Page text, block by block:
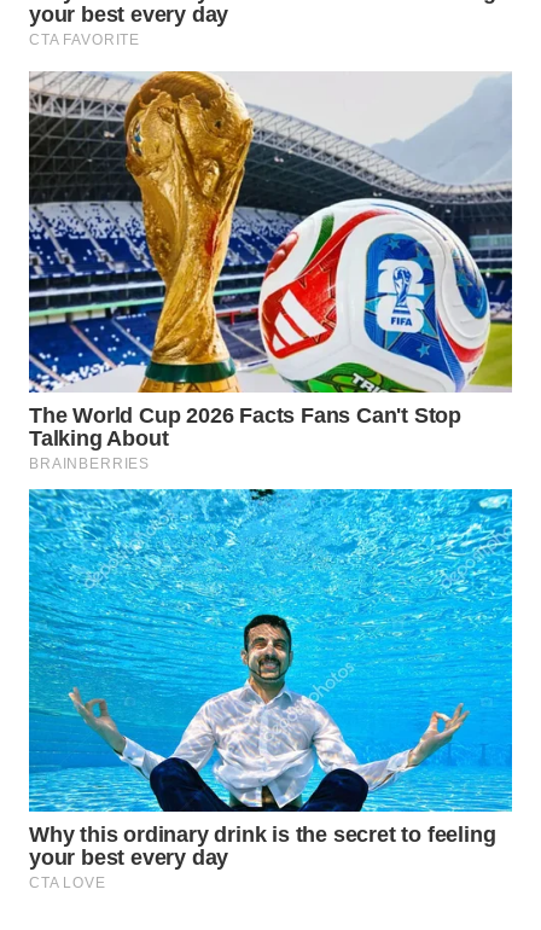
WAHANA
WAHANA
TANI
WAHANA
ADVOKAT
WAHANA
INFRASTRUKTUR
WAHANA
KONSUMEN
WAHANA
LISTRIK
WAHANA
TRAVEL
WAHANA
TV
WAHANANEWS
ID
WAHANANEWS
CO ID